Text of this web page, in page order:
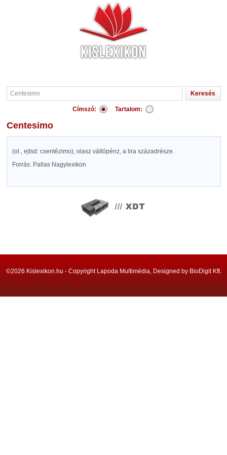
Címszó: Tartalom:
Centesimo
(ol., ejtsd: csentézimo), olasz váltópénz, a lira századrésze.
Forrás: Pallas Nagylexikon
©2026 Kislexikon.hu - Copyright Lapoda Multimédia, Designed by BioDigit Kft.